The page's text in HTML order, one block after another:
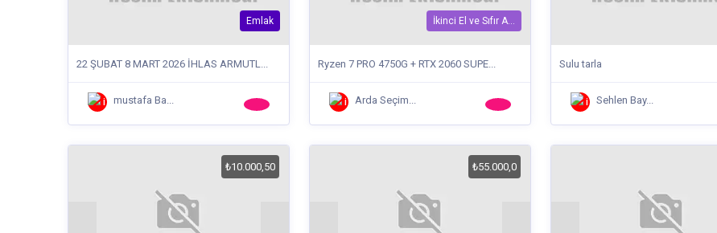
Emlak
22 ŞUBAT 8 MART 2026 İHLAS ARMUTL...
mustafa Ba...
İkinci El ve Sıfır A...
Ryzen 7 PRO 4750G + RTX 2060 SUPE...
Arda Seçim...
Sulu tarla
Sehlen Bay...
₺10.000,50 ₺55.000,0